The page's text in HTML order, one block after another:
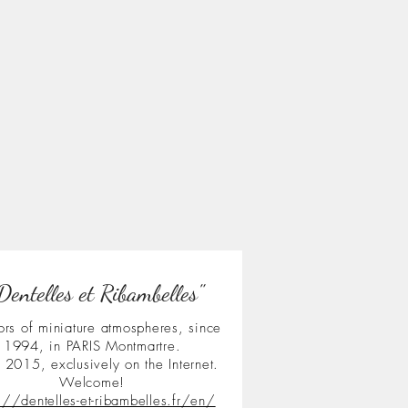
et Ribambelles"
of miniature atmospheres, since
1994, in PARIS Montmartre.
2015, exclusively on the Internet.
Welcome!
dentelles-et-ribambelles.fr/en/